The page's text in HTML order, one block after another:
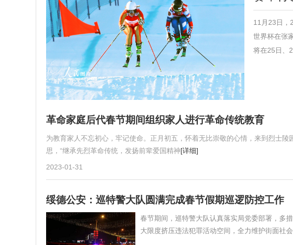
11月23日，
世界杯在张
将在25日、
革命家庭后代春节期间组织家人进行革命传统教育
为教育家人不忘初心，牢记使命。正月初五，怀着无比崇敬的心情，来到烈士
思，“继承先烈革命传统，发扬前辈爱国精神[详细]
2023-01-31
绥德公安：巡特警大队圆满完成春节假期巡逻防控工作
春节期间，巡特警大队认真落实局党委部署，多
大限度挤压违法犯罪活动空间，全力维护街面社